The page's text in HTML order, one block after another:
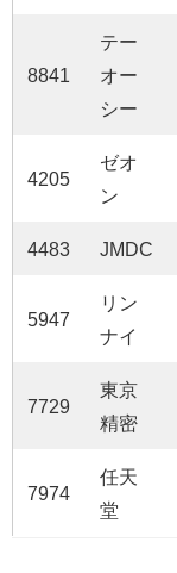
8841
テー
オー
シー
4205
ゼオ
ン
4483 JMDC
5947
リン
ナイ
7729
東京
精密
7974
任天
堂